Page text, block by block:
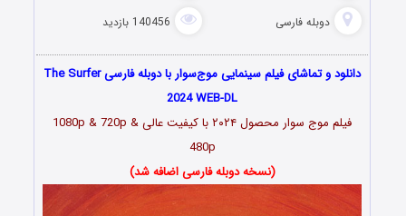
دوبله فارسی 140456 بازدید
دانلود و تماشای فیلم سینمایی موج‌سوار با دوبله فارسی The Surfer
2024 WEB-DL
فیلم موج سوار محصول ۲۰۲۴ با کیفیت عالی 1080p & 720p &
480p
(نسخه دوبله فارسی اضافه شد)